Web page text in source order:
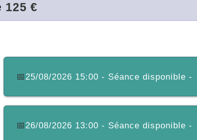
125 €
📅25/08/2026 15:00 - Séance disponible -
📅26/08/2026 13:00 - Séance disponible -